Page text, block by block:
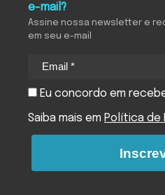
e-mail?
Assine nossa newsletter e
em seu e-mail
Eu concordo em
Saiba mais em Política de